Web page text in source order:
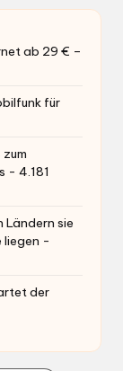
ab 29 € –
für
- 4.181
Ländern sie
liegen -
der